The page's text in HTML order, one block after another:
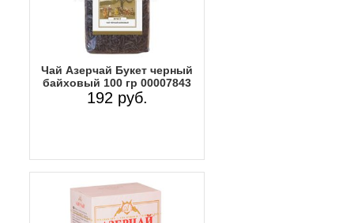
Чай Азерчай Букет черный
байховый 100 гр 00007843
192 руб.